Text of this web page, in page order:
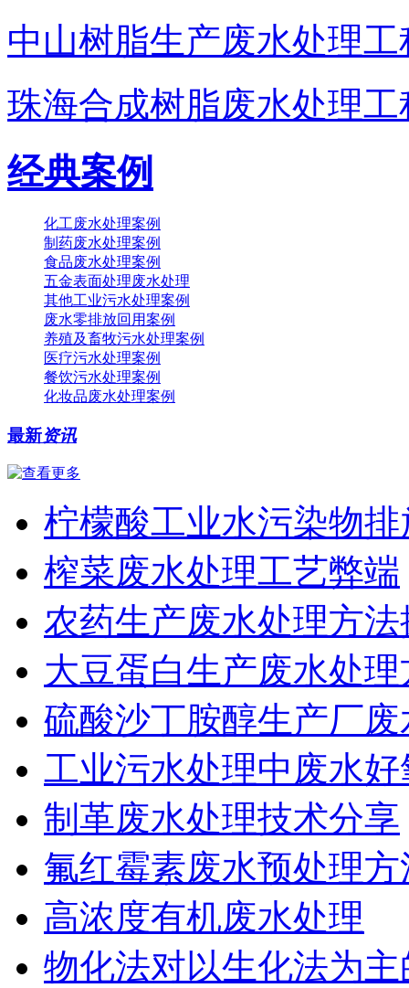
中山树脂生产废水处理工
珠海合成树脂废水处理工
经典案例
化工废水处理案例
制药废水处理案例
食品废水处理案例
五金表面处理废水处理
其他工业污水处理案例
废水零排放回用案例
养殖及畜牧污水处理案例
医疗污水处理案例
餐饮污水处理案例
化妆品废水处理案例
最新资讯
柠檬酸工业水污染物
榨菜废水处理工艺弊端
农药生产废水处理方法
大豆蛋白生产废水处理
硫酸沙丁胺醇生产厂
工业污水处理中废水
制革废水处理技术分享
氟红霉素废水预处理方
高浓度有机废水处理
物化法对以生化法为